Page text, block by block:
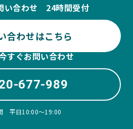
い合わせ 24時間受付
合わせはこちら
すぐお問い合わせ
677-989
平日10:00〜19:00